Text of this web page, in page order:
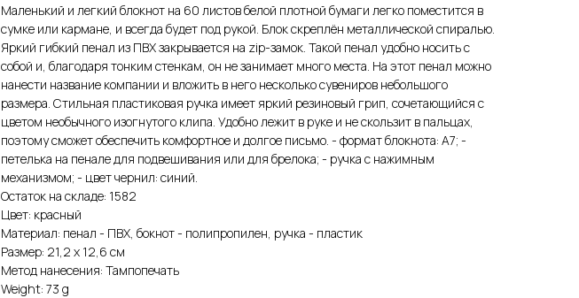
Маленький и легкий блокнот на 60 листов белой плотной бумаги легко поместится в
сумке или кармане, и всегда будет под рукой. Блок скреплён металлической спиралью.
Яркий гибкий пенал из ПВХ закрывается на zip-замок. Такой пенал удобно носить с
собой и, благодаря тонким стенкам, он не занимает много места. На этот пенал можно
нанести название компании и вложить в него несколько сувениров небольшого
размера. Стильная пластиковая ручка имеет яркий резиновый грип, сочетающийся с
цветом необычного изогнутого клипа. Удобно лежит в руке и не скользит в пальцах,
поэтому сможет обеспечить комфортное и долгое письмо. - формат блокнота: А7; -
петелька на пенале для подвешивания или для брелока; - ручка с нажимным
механизмом; - цвет чернил: синий.
Остаток на складе: 1582
Цвет: красный
Материал: пенал - ПВХ, бокнот - полипропилен, ручка - пластик
Размер: 21,2 х 12,6 см
Метод нанесения: Тампопечать
Weight: 73 g